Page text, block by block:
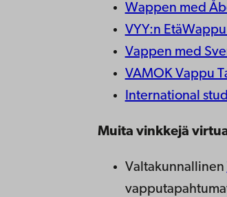
Wappen med
VYY:n
Vappen med
VAMOK Vappu
International
Muita vinkkejä
Valtakunnallinen